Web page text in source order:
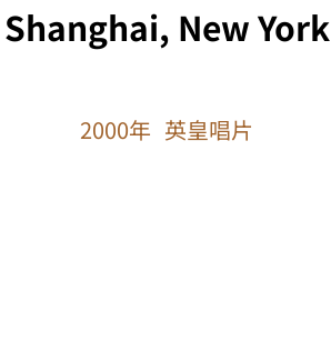
Shanghai, New York
2000年 英皇唱片